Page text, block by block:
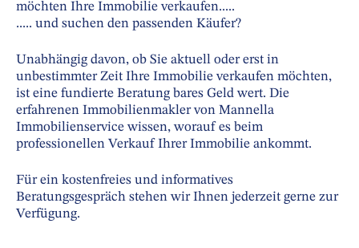
möchten Ihre Immobilie verkaufen.....
..... und suchen den passenden Käufer?
Unabhängig davon, ob Sie aktuell oder erst in
unbestimmter Zeit Ihre Immobilie verkaufen möchten,
ist eine fundierte Beratung bares Geld wert. Die
erfahrenen Immobilienmakler von Mannella
Immobilienservice wissen, worauf es beim
professionellen Verkauf Ihrer Immobilie ankommt.
Für ein kostenfreies und informatives
Beratungsgespräch stehen wir Ihnen jederzeit gerne zur
Verfügung.